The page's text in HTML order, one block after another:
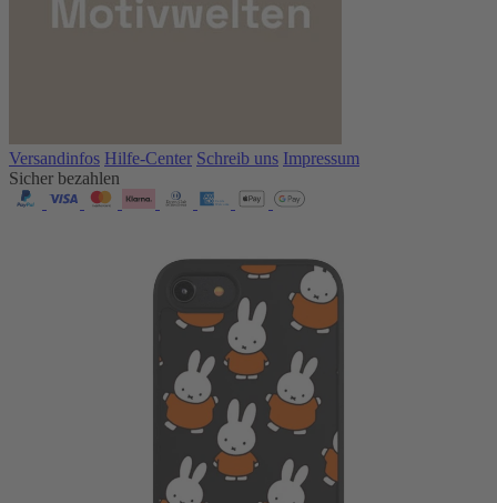
Versandinfos Hilfe-Center Schreib uns Impressum
Sicher bezahlen